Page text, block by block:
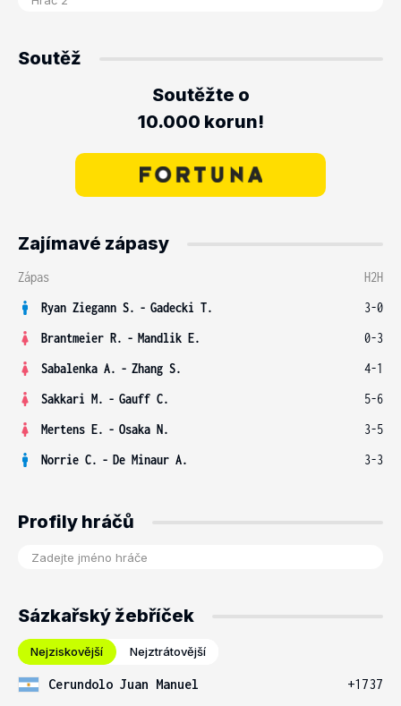
Soutěž
Soutěžte o
10.000 korun!
Zajímavé zápasy
Zápas
H2H
Ryan Ziegann S. - Gadecki T.
3-0
Brantmeier R. - Mandlik E.
0-3
Sabalenka A. - Zhang S.
4-1
Sakkari M. - Gauff C.
5-6
Mertens E. - Osaka N.
3-5
Norrie C. - De Minaur A. 3-3
Profily hráčů
Sázkařský žebříček
Nejziskovější Nejztrátovější
Cerundolo Juan Manuel
+1737